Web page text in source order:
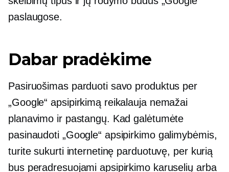
paslaugose.
Dabar pradėkime
Pasiruošimas parduoti savo produktus per
„Google“ apsipirkimą reikalauja nemažai
planavimo ir pastangų. Kad galėtumėte
pasinaudoti „Google“ apsipirkimo galimybėmis,
turite sukurti internetinę parduotuvę, per kurią
bus peradresuojami apsipirkimo karuselių arba